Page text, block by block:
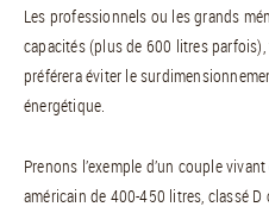
Les professionnels ou les grands
capacités (plus de 600 litres
préférera éviter le
énergétique.
Prenons l’exemple d’un couple
américain de 400-450 litres, classé